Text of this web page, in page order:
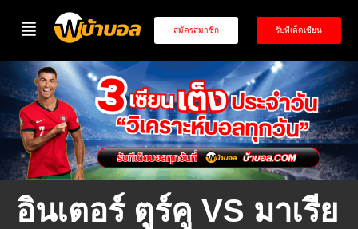
สมัครสมาชิก รับทีเด็ดเซียน
อินเตอร์ ตูร์คู VS มาเรีย